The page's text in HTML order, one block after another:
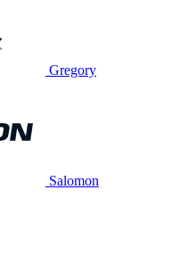
Gregory
Salomon